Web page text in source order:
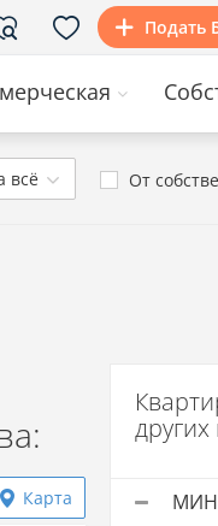
Подать
всё От
Карта